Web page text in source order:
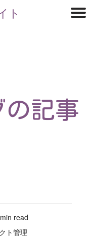
ト
の記事
read
ト管理